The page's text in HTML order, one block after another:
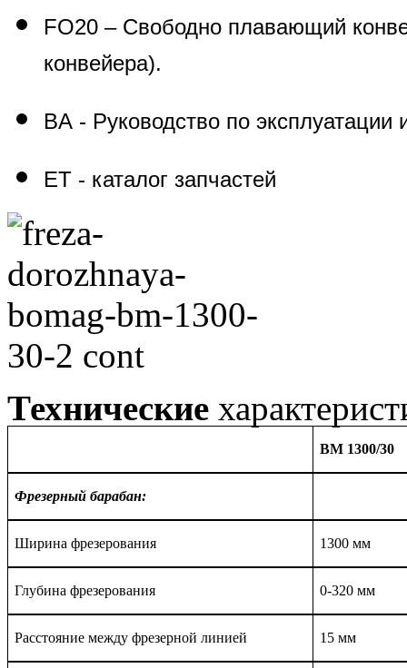
FO20 – Свободно плавающий
конвейера).
BA - Руководство по
ET - каталог запчастей
Технические
BM 1300/30
Фрезерный барабан:
Ширина фрезерования 1300 мм
Глубина фрезерования 0-320 мм
Расстояние между фрезерной линией 15 мм